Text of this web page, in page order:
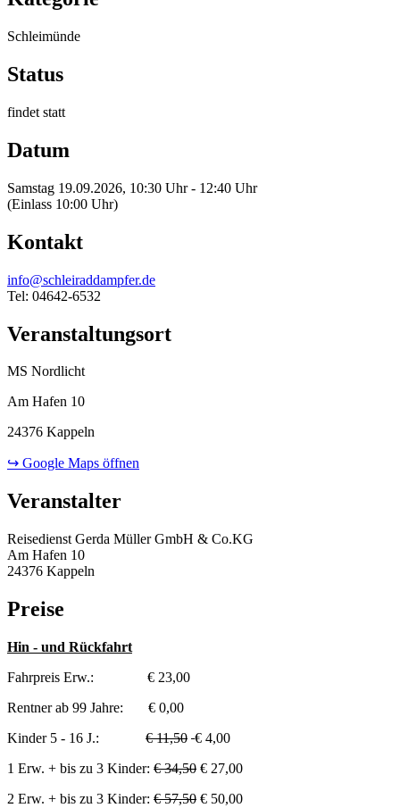
Schleimünde
Status
findet statt
Datum
Samstag 19.09.2026, 10:30 Uhr - 12:40 Uhr
(Einlass 10:00 Uhr)
Kontakt
info@schleiraddampfer.de
Tel: 04642-6532
Veranstaltungsort
MS Nordlicht
Am Hafen 10
24376 Kappeln
↪ Google Maps öffnen
Veranstalter
Reisedienst Gerda Müller GmbH & Co.KG
Am Hafen 10
24376 Kappeln
Preise
Hin - und Rückfahrt
Fahrpreis Erw.: € 23,00
Rentner ab 99 Jahre: € 0,00
Kinder 5 - 16 J.: € 11,50 € 4,00
1 Erw. + bis zu 3 Kinder: € 34,50 € 27,00
2 Erw. + bis zu 3 Kinder: € 57,50 € 50,00